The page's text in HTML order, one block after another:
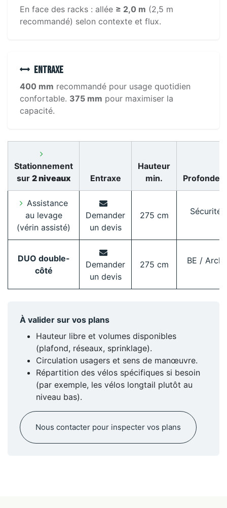
En face des racks : allée ≥ 2,0 m (2,5 m
recommandé) selon contexte et flux.
Entraxe
400 mm recommandé pour usage quotidien
confortable. 375 mm pour maximiser la
capacité.
Stationnement
sur 2 niveaux Entraxe
Hauteur
min.
Assistance
au levage
(vérin assisté)
Demander
un devis
275 cm Sécurité
DUO double-
côté
Demander
un devis
275 cm BE / Archi
À valider sur vos plans
Hauteur libre et volumes disponibles
(plafond, réseaux, sprinklage).
Circulation usagers et sens de manœuvre.
Répartition des vélos spécifiques si besoin
(par exemple, les vélos longtail plutôt au
niveau bas).
Nous contacter pour inspecter vos plans